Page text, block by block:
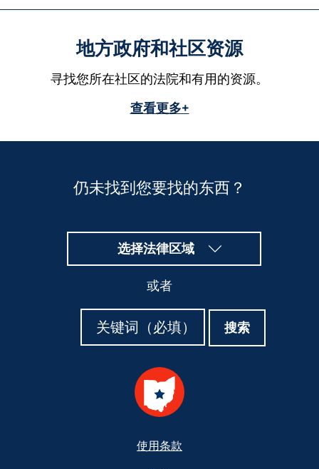
地方政府和社区资源
寻找您所在社区的法院和有用的资源。
查看更多+
仍未找到您要找的东西？
选择法律区域
或者
搜索
使用条款